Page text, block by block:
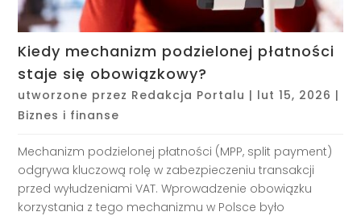
Kiedy mechanizm podzielonej płatności
staje się obowiązkowy?
utworzone przez Redakcja Portalu | lut 15, 2026 |
Biznes i finanse
Mechanizm podzielonej płatności (MPP, split payment)
odgrywa kluczową rolę w zabezpieczeniu transakcji
przed wyłudzeniami VAT. Wprowadzenie obowiązku
korzystania z tego mechanizmu w Polsce było